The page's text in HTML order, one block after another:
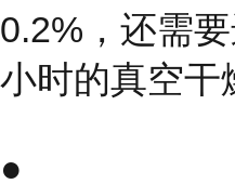
0.2%，还需
小时的真空干
●